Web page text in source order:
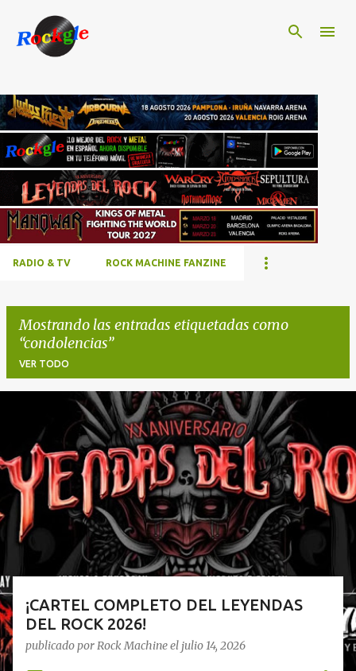
RADIO & TV ROCK MACHINE FANZINE
Mostrando las entradas etiquetadas como
condolencias
VER TODO
t
a
d
s
¡CARTEL COMPLETO DEL LEYENDAS
DEL ROCK 2026!
publicado porRock Machineel julio 14, 2026